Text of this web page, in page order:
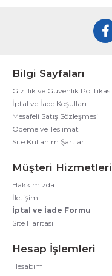
Bilgi Sayfaları
Gizlilik ve Güvenlik Politikası
İptal ve İade Koşulları
Mesafeli Satış Sözleşmesi
Ödeme ve Teslimat
Site Kullanım Şartları
Müşteri Hizmetleri
Hakkımızda
İletişim
İptal ve İade Formu
Site Haritası
Hesap İşlemleri
Hesabım